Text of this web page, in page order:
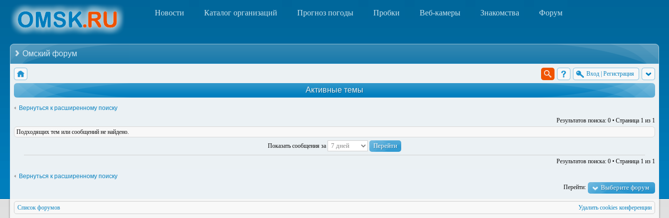
Новости Каталог организаций Прогноз погоды Пробки Веб-камеры Знакомства Форум
Омский форум
Вход Регистрация
Активные темы
Вернуться к расширенному поиску
Результатов поиска: 0 • Страница 1 из 1
Подходящих тем или сообщений не найдено.
Показать сообщения за
Результатов поиска: 0 • Страница 1 из 1
Вернуться к расширенному поиску
Перейти:
Выберите форум
Список форумов Удалить cookies конференции